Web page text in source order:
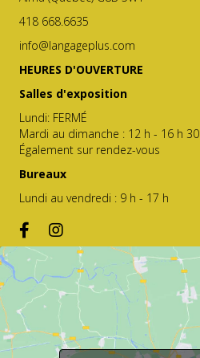
418 668.6635
info@langageplus.com
HEURES D'OUVERTURE
Salles d'exposition
Lundi: FERMÉ
Mardi au dimanche : 12 h - 16 h 30
Également sur rendez-vous
Bureaux
Lundi au vendredi : 9 h - 17 h